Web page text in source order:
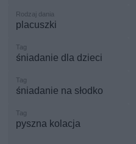
placuszki
śniadanie dla dzieci
śniadanie na słodko
pyszna kolacja